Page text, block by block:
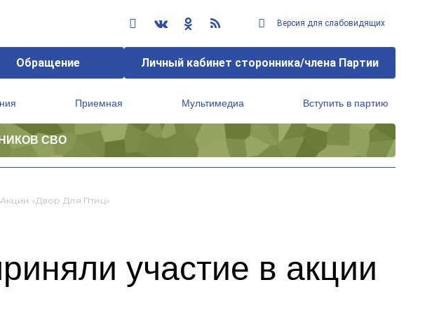
Версия для слабовидящих
Обращение Личный кабинет сторонника/члена Партии
Приемная Мультимедиа Вступить в партию
СВО
«Двор Для Птиц»
участие в акции